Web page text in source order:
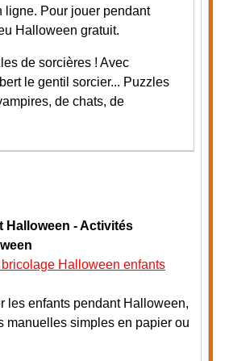
ligne. Pour jouer pendant
Halloween gratuit.
de sorcières ! Avec
le gentil sorcier... Puzzles
de chats, de
Halloween - Activités
bricolage Halloween enfants
les enfants pendant Halloween,
manuelles simples en papier ou